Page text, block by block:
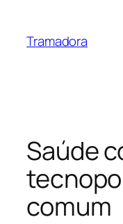
content
Tramadora
Saúde
comum